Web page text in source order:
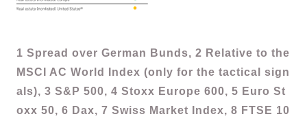
1 Spread over German Bunds, 2 Relative to the
MSCI AC World Index (only for the tactical sign
als), 3 S&P 500, 4 Stoxx Europe 600, 5 Euro St
oxx 50, 6 Dax, 7 Swiss Market Index, 8 FTSE 10